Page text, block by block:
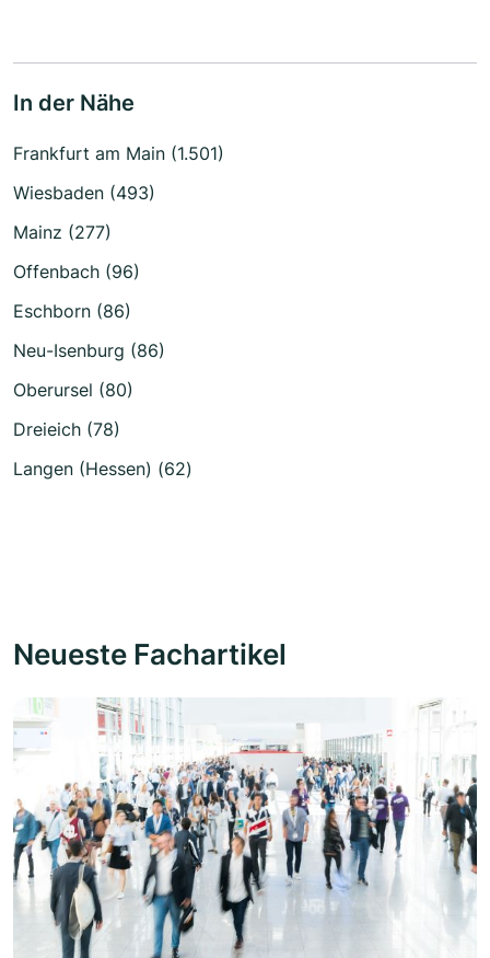
In der Nähe
Frankfurt am Main (1.501)
Wiesbaden (493)
Mainz (277)
Offenbach (96)
Eschborn (86)
Neu-Isenburg (86)
Oberursel (80)
Dreieich (78)
Langen (Hessen) (62)
Neueste Fachartikel